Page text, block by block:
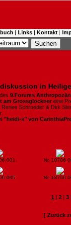
| Links | Kontakt |
in
9.Forums Anthropozän
am Grossglockner eine
Schroeder & Dirk
"heidi-s" von
001 Nr. 18706
005 Nr. 18706
1 | 2| 3|
[ Zurück